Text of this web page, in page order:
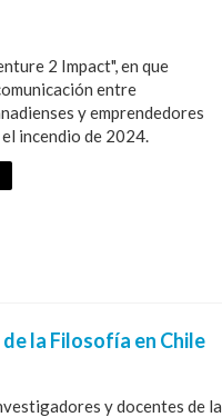
2 Impact", en que
entre
y emprendedores
incendio de 2024.
la Filosofía en Chile
y docentes de la